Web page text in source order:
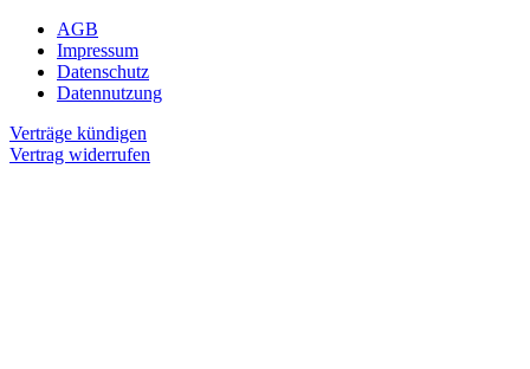
AGB
Impressum
Datenschutz
Datennutzung
Verträge kündigen
Vertrag widerrufen